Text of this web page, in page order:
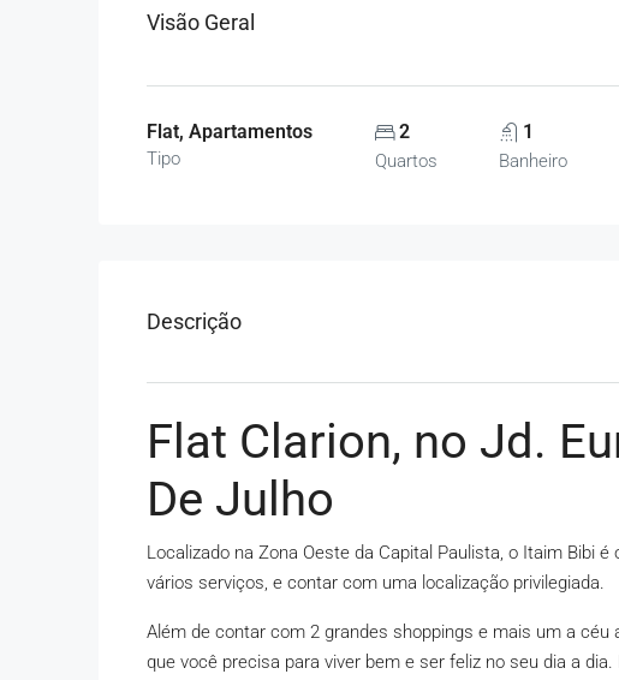
Visão Geral
Flat, Apartamentos
Tipo
2
Quartos
1
Banheiro
Descrição
Flat Clarion, no Jd.
De Julho
Localizado na Zona Oeste da Capital Paulista, o Itaim Bibi
vários serviços, e contar com uma localização privilegiada.
Além de contar com 2 grandes shoppings e mais um a
que você precisa para viver bem e ser feliz no seu dia a